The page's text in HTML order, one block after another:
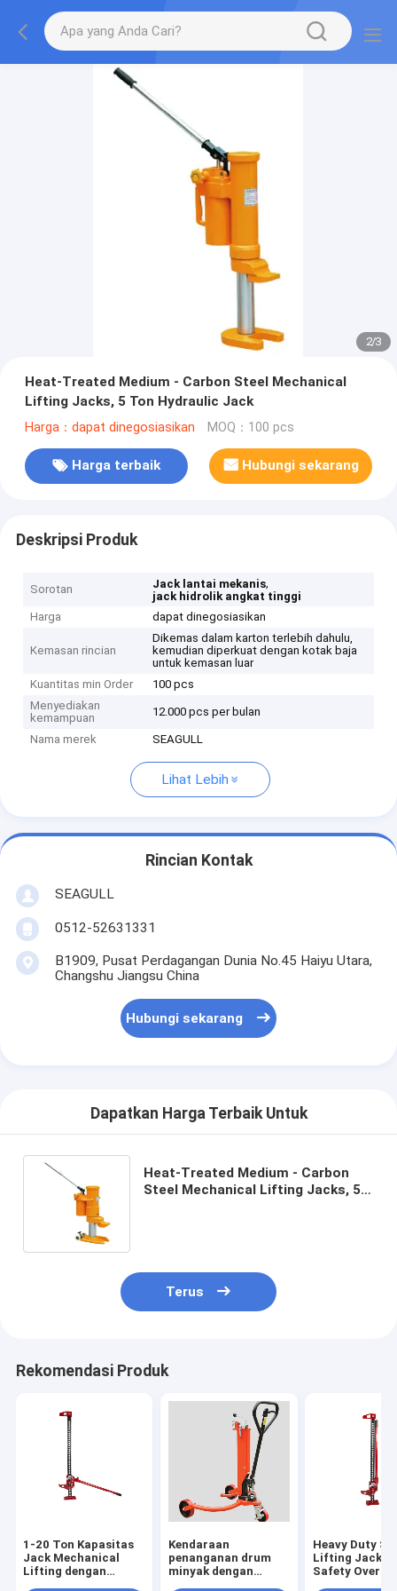
2/3
Heat-Treated Medium - Carbon Steel Mechanical
Lifting Jacks, 5 Ton Hydraulic Jack
Harga：dapat dinegosiasikan MOQ：100 pcs
Harga terbaik Hubungi sekarang
Deskripsi Produk
Sorotan Jack lantai mekanis,
jack hidrolik angkat tinggi
Harga
dapat dinegosiasikan
Kemasan rincian
Dikemas dalam karton terlebih dahulu,
kemudian diperkuat dengan kotak baja
untuk kemasan luar
Kuantitas min Order
100 pcs
Menyediakan
kemampuan
12.000 pcs per bulan
Nama merek SEAGULL
Lihat Lebih
Rincian Kontak
SEAGULL
0512-52631331
B1909, Pusat Perdagangan Dunia No.45 Haiyu Utara,
Changshu Jiangsu China
Hubungi sekarang
Dapatkan Harga Terbaik Untuk
Heat-Treated Medium - Carbon
Steel Mechanical Lifting Jacks, 5
Terus
Rekomendasi Produk
1-20 Ton Kapasitas
Jack Mechanical
Lifting dengan
Kendaraan
penanganan drum
minyak dengan
Heavy Duty
Lifting Jack
Safety